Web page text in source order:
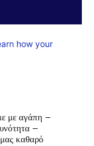
how your
με αγάπη –
–
καθαρό